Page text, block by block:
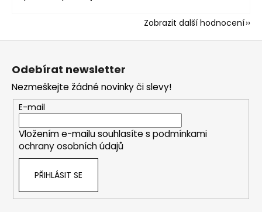
Zobrazit další hodnocení
Z
Odebírat newsletter
Nezmeškejte žádné novinky či slevy!
E-mail
Vložením e-mailu souhlasíte s podmínkami
ochrany osobních údajů
PŘIHLÁSIT SE